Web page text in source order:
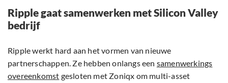
Ripple gaat samenwerken met Silicon Valley
bedrijf
Ripple werkt hard aan het vormen van nieuwe
partnerschappen. Ze hebben onlangs een samenwerkings
overeenkomst gesloten met Zoniqx om multi-asset